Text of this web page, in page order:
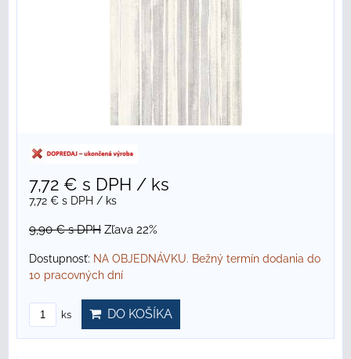
7,72 € s DPH / ks
7,72 € s DPH / ks
9,90 €s DPH Zľava 22%
Dostupnosť: NA OBJEDNÁVKU. Bežný termín dodania do
10 pracovných dní
ks DO KOŠÍKA